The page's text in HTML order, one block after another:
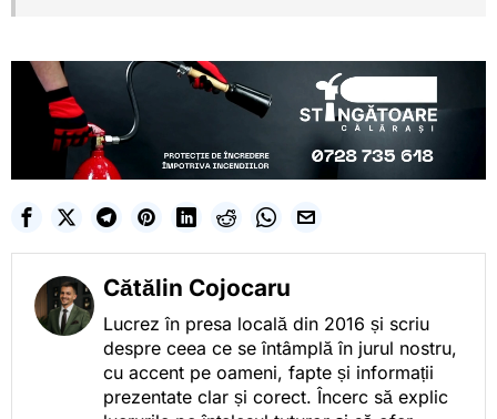
Cătălin Cojocaru
Lucrez în presa locală din 2016 și scriu
despre ceea ce se întâmplă în jurul nostru,
cu accent pe oameni, fapte și informații
prezentate clar și corect. Încerc să explic